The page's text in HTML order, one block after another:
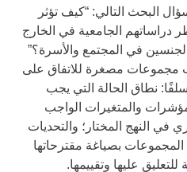
البحث التالي: “كيف تؤثر
دراساتهم الجامعية في الخارج
في المجتمع والأسرة؟”
مجموعات مصغرة للاتفاق على
سلفًا: نطاق الحالة التي يجب
والمتغيرات الواجب
في النهج المختار؛ والتحديات
المجموعات بصياغة مقترحاتها
عليها وتقييمها.